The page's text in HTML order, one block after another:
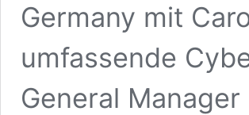
Germany mit
umfassende
General